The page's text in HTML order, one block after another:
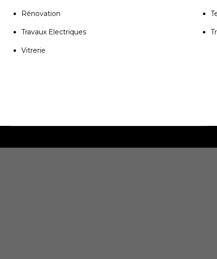
Rénovation
Travaux Electriques
Vitrerie